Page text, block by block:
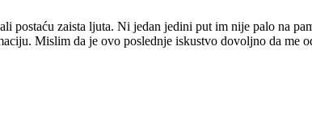
postaću zaista ljuta. Ni jedan jedini put im nije palo na
Mislim da je ovo poslednje iskustvo dovoljno da me